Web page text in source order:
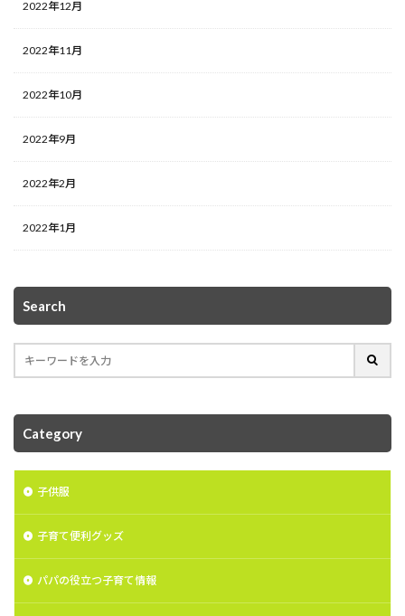
2022年12月
2022年11月
2022年10月
2022年9月
2022年2月
2022年1月
Search
Category
子供服
子育て便利グッズ
パパの役立つ子育て情報